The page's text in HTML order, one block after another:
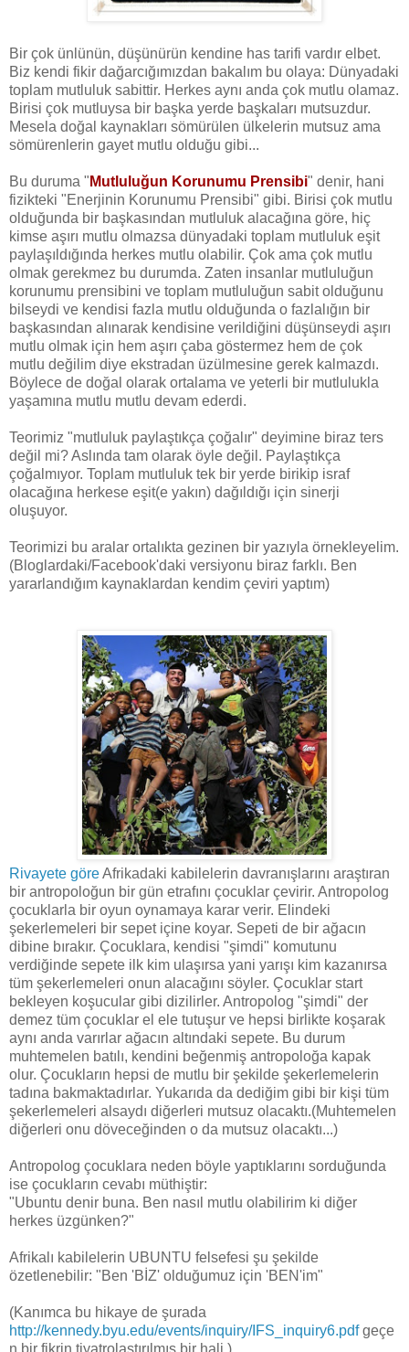
Bir çok ünlünün, düşünürün kendine has tarifi vardır elbet.
Biz kendi fikir dağarcığımızdan bakalım bu olaya: Dünyadaki
toplam mutluluk sabittir. Herkes aynı anda çok mutlu olamaz.
Birisi çok mutluysa bir başka yerde başkaları mutsuzdur.
Mesela doğal kaynakları sömürülen ülkelerin mutsuz ama
sömürenlerin gayet mutlu olduğu gibi...
Bu duruma " Mutluluğun Korunumu Prensibi" denir, hani
fizikteki "Enerjinin Korunumu Prensibi" gibi. Birisi çok mutlu
olduğunda bir başkasından mutluluk alacağına göre, hiç
kimse aşırı mutlu olmazsa dünyadaki toplam mutluluk eşit
paylaşıldığında herkes mutlu olabilir. Çok ama çok mutlu
olmak gerekmez bu durumda. Zaten insanlar mutluluğun
korunumu prensibini ve toplam mutluluğun sabit olduğunu
bilseydi ve kendisi fazla mutlu olduğunda o fazlalığın bir
başkasından alınarak kendisine verildiğini düşünseydi aşırı
mutlu olmak için hem aşırı çaba göstermez hem de çok
mutlu değilim diye ekstradan üzülmesine gerek kalmazdı.
Böylece de doğal olarak ortalama ve yeterli bir mutlulukla
yaşamına mutlu mutlu devam ederdi.
Teorimiz "mutluluk paylaştıkça çoğalır" deyimine biraz ters
değil mi? Aslında tam olarak öyle değil. Paylaştıkça
çoğalmıyor. Toplam mutluluk tek bir yerde birikip israf
olacağına herkese eşit(e yakın) dağıldığı için sinerji
oluşuyor.
Teorimizi bu aralar ortalıkta gezinen bir yazıyla örnekleyelim.
(Bloglardaki/Facebook'daki versiyonu biraz farklı. Ben
yararlandığım kaynaklardan kendim çeviri yaptım)
Rivayete göreAfrikadaki kabilelerin davranışlarını araştıran
bir antropoloğun bir gün etrafını çocuklar çevirir. Antropolog
çocuklarla bir oyun oynamaya karar verir. Elindeki
şekerlemeleri bir sepet içine koyar. Sepeti de bir ağacın
dibine bırakır. Çocuklara, kendisi "şimdi" komutunu
verdiğinde sepete ilk kim ulaşırsa yani yarışı kim kazanırsa
tüm şekerlemeleri onun alacağını söyler. Çocuklar start
bekleyen koşucular gibi dizilirler. Antropolog "şimdi" der
demez tüm çocuklar el ele tutuşur ve hepsi birlikte koşarak
aynı anda varırlar ağacın altındaki sepete. Bu durum
muhtemelen batılı, kendini beğenmiş antropoloğa kapak
olur. Çocukların hepsi de mutlu bir şekilde şekerlemelerin
tadına bakmaktadırlar. Yukarıda da dediğim gibi bir kişi tüm
şekerlemeleri alsaydı diğerleri mutsuz olacaktı.(Muhtemelen
diğerleri onu döveceğinden o da mutsuz olacaktı...)
Antropolog çocuklara neden böyle yaptıklarını sorduğunda
ise çocukların cevabı müthiştir:
"Ubuntu denir buna. Ben nasıl mutlu olabilirim ki diğer
herkes üzgünken?"
Afrikalı kabilelerin UBUNTU felsefesi şu şekilde
özetlenebilir: "Ben 'BİZ' olduğumuz için 'BEN'im"
(Kanımca bu hikaye de şurada
http://kennedy.byu.edu/events/inquiry/IFS_inquiry6.pdfgeçe
n bir fikrin tiyatrolaştırılmış bir hali.)